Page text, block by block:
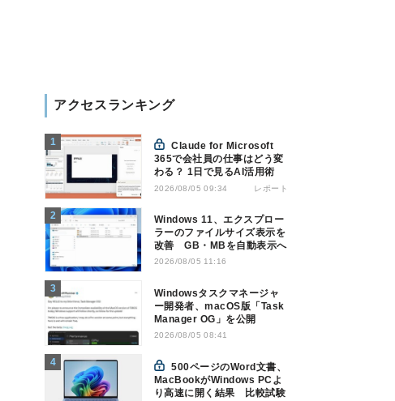
アクセスランキング
Claude for Microsoft
365で会社員の仕事はどう変
わる？ 1日で見るAI活用術
2026/08/05 09:34 レポート
Windows 11、エクスプロー
ラーのファイルサイズ表示を
改善 GB・MBを自動表示へ
2026/08/05 11:16
Windowsタスクマネージャ
ー開発者、macOS版「Task
Manager OG」を公開
2026/08/05 08:41
500ページのWord文書、
MacBookがWindows PCよ
り高速に開く結果 比較試験